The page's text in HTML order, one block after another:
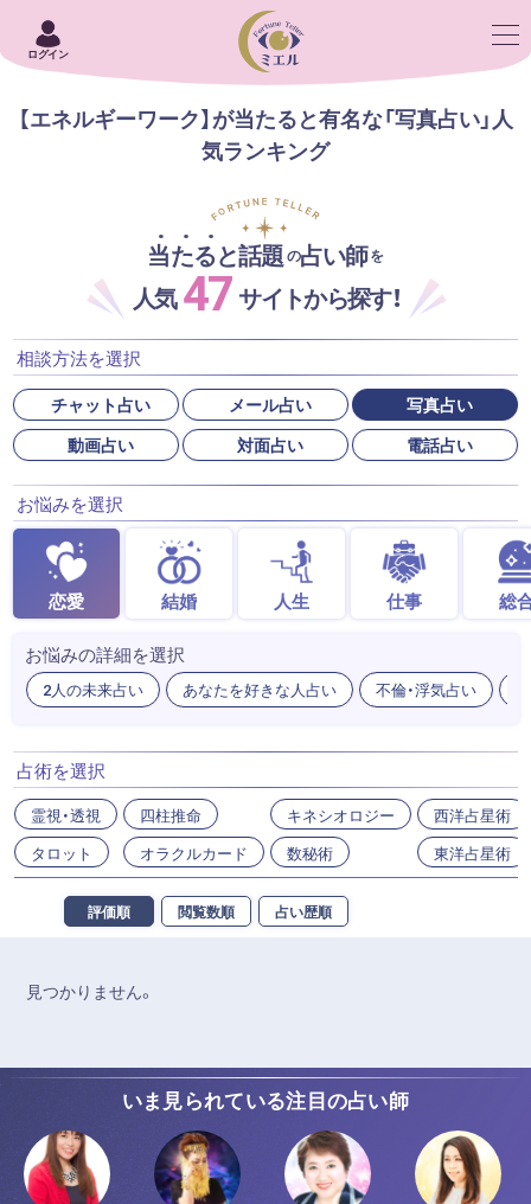
ログイン
【エネルギーワーク】が当たると有名な「写真占い」人
気ランキング
当たると話題の占い師を
人気47サイトから探す！
相談方法を選択
チャット占い メール占い
写真占い
動画占い
対面占い 電話占い
お悩みを選択
恋愛 結婚 人生 仕事 総
お悩みの詳細を選択
2人の未来占い あなたを好きな人占い 不倫・浮気占い
占術を選択
霊視・透視
タロット
四柱推命
オラクルカード
キネシオロジー
数秘術
西洋占星術
東洋占星術
評価順 閲覧数順 占い歴順
見つかりません。
いま見られている注目の占い師